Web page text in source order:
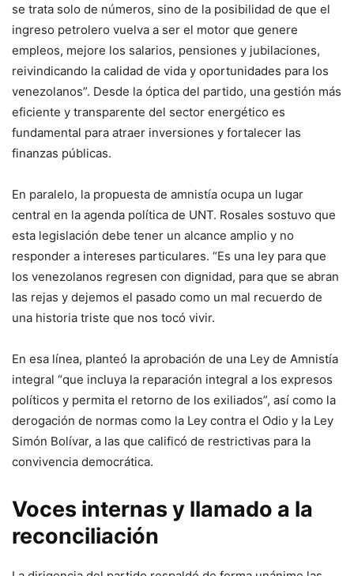
se trata solo de números, sino de la posibilidad de que el
ingreso petrolero vuelva a ser el motor que genere
empleos, mejore los salarios, pensiones y jubilaciones,
reivindicando la calidad de vida y oportunidades para los
venezolanos”. Desde la óptica del partido, una gestión más
eficiente y transparente del sector energético es
fundamental para atraer inversiones y fortalecer las
finanzas públicas.
En paralelo, la propuesta de amnistía ocupa un lugar
central en la agenda política de UNT. Rosales sostuvo que
esta legislación debe tener un alcance amplio y no
responder a intereses particulares. “Es una ley para que
los venezolanos regresen con dignidad, para que se abran
las rejas y dejemos el pasado como un mal recuerdo de
una historia triste que nos tocó vivir.
En esa línea, planteó la aprobación de una Ley de Amnistía
integral “que incluya la reparación integral a los expresos
políticos y permita el retorno de los exiliados”, así como la
derogación de normas como la Ley contra el Odio y la Ley
Simón Bolívar, a las que calificó de restrictivas para la
convivencia democrática.
Voces internas y llamado a la
reconciliación